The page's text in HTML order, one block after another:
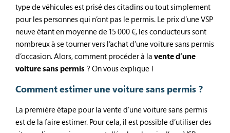
type de véhicules est prisé des citadins ou tout simplement
pour les personnes qui n’ont pas le permis. Le prix d’une VSP
neuve étant en moyenne de 15 000 €, les conducteurs sont
nombreux à se tourner vers l’achat d’une voiture sans permis
d’occasion. Alors, comment procéder à la vente d’une
voiture sans permis ? On vous explique !
Comment estimer une voiture sans permis ?
La première étape pour la vente d’une voiture sans permis
est de la faire estimer. Pour cela, il est possible d’utiliser des